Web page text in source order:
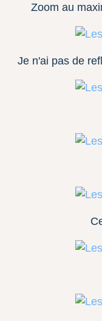
Zoom au
Je n'ai pas de